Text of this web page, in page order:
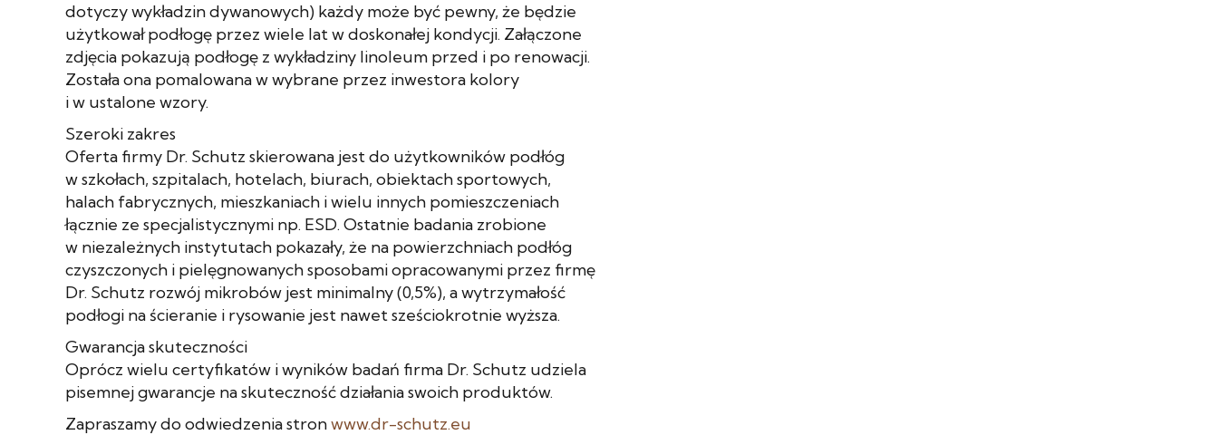
dotyczy wykładzin dywanowych) każdy może być pewny, że będzie
użytkował podłogę przez wiele lat w doskonałej kondycji. Załączone
zdjęcia pokazują podłogę z wykładziny linoleum przed i po renowacji.
Została ona pomalowana w wybrane przez inwestora kolory
i w ustalone wzory.
Szeroki zakres
Oferta firmy Dr. Schutz skierowana jest do użytkowników podłóg
w szkołach, szpitalach, hotelach, biurach, obiektach sportowych,
halach fabrycznych, mieszkaniach i wielu innych pomieszczeniach
łącznie ze specjalistycznymi np. ESD. Ostatnie badania zrobione
w niezależnych instytutach pokazały, że na powierzchniach podłóg
czyszczonych i pielęgnowanych sposobami opracowanymi przez firmę
Dr. Schutz rozwój mikrobów jest minimalny (0,5%), a wytrzymałość
podłogi na ścieranie i rysowanie jest nawet sześciokrotnie wyższa.
Gwarancja skuteczności
Oprócz wielu certyfikatów i wyników badań firma Dr. Schutz udziela
pisemnej gwarancje na skuteczność działania swoich produktów.
Zapraszamy do odwiedzenia stronwww.dr-schutz.eu